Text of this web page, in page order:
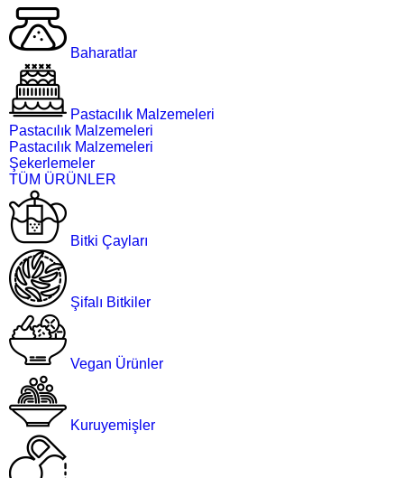
Baharatlar
Pastacılık Malzemeleri
Pastacılık Malzemeleri
Pastacılık Malzemeleri
Şekerlemeler
TÜM ÜRÜNLER
Bitki Çayları
Şifalı Bitkiler
Vegan Ürünler
Kuruyemişler